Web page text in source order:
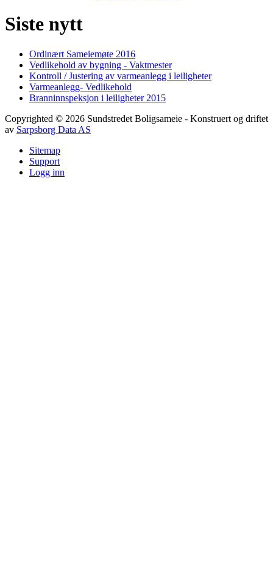
Siste nytt
Ordinært Sameiemøte 2016
Vedlikehold av bygning - Vaktmester
Kontroll / Justering av varmeanlegg i leiligheter
Varmeanlegg- Vedlikehold
Branninnspeksjon i leiligheter 2015
Copyrighted © 2026 Sundstredet Boligsameie - Konstruert og driftet
av Sarpsborg Data AS
Sitemap
Support
Logg inn